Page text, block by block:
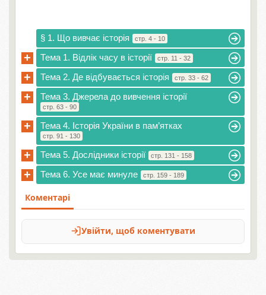
§ 1. Що вивчає історія стр. 4 - 10
+ Тема 1. Відлік часу в історії стр. 11 - 32
+ Тема 2. Де відбувається історія стр. 33 - 62
+ Тема 3. Джерела до вивчення історії
стр. 63 - 90
+ Тема 4. Історія України в пам’ятках
стр. 91 - 130
+ Тема 5. Дослідники історії стр. 131 - 158
+ Тема 6. Усе має минуле стр. 159 - 189